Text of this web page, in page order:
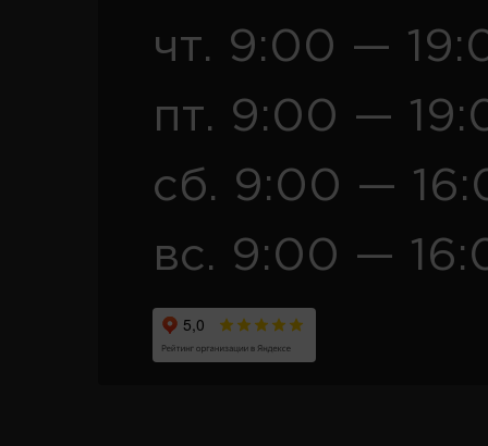
чт. 9:00 —
пт. 9:00 —
сб. 9:00 —
вс. 9:00 —